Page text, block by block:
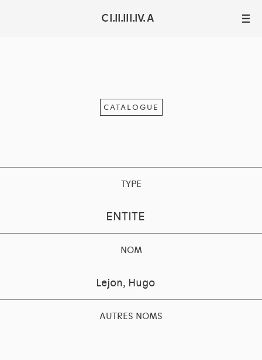
C I.II.III.IV. A III
CATALOGUE
TYPE
ENTITE
NOM
Lejon, Hugo
AUTRES NOMS